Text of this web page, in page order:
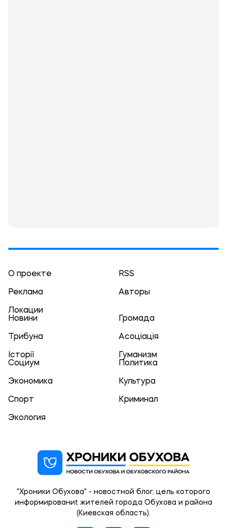
О проекте RSS
Реклама Авторы
Локации
Новини
Громада
Трибуна Асоціація
Історії
Гуманизм
Социум
Политика
Экономика Культура
Спорт Криминал
Экология
"Хроники Обухова" - новостной блог, цель которого
информированиt жителей города Обухова и района
(Киевская область).